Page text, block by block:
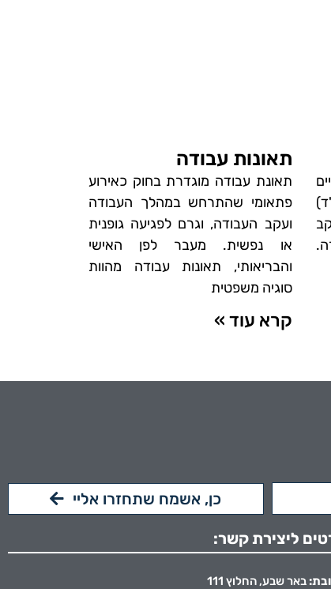
תאונות עבודה
תאונת עבודה מוגדרת בחוק כאירוע
פתאומי שהתרחש במהלך העבודה
ועקב העבודה, וגרם לפגיעה גופנית
או נפשית. מעבר לפן האישי
והבריאותי, תאונות עבודה מהוות
סוגיה משפטית
קרא עוד »
כן, אשמח שתחזרו אליי
ליצירת קשר:
באר שבע, החלוץ 111